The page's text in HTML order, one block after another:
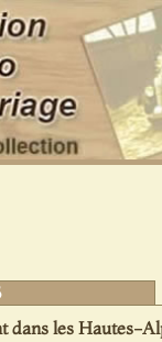
dans les Hautes-